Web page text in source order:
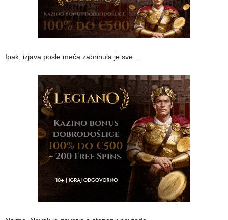
Ipak, izjava posle meča zabrinula je sve…